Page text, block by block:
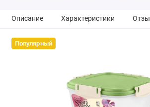
Описание Характеристики
Популярный